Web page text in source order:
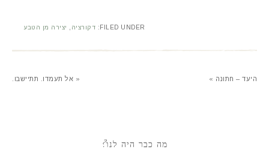
FILED UNDER: דקורציה יצירה מן הטבע
« אל תעמדו. תתיישבו. היעד – חתונה »
מה כבר היה לנו?